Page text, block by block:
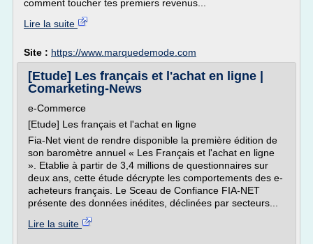
comment toucher tes premiers revenus...
Lire la suite
Site : https://www.marquedemode.com
[Etude] Les français et l'achat en ligne |
Comarketing-News
e-Commerce
[Etude] Les français et l'achat en ligne
Fia-Net vient de rendre disponible la première édition de
son baromètre annuel « Les Français et l'achat en ligne
». Etablie à partir de 3,4 millions de questionnaires sur
deux ans, cette étude décrypte les comportements des e-
acheteurs français. Le Sceau de Confiance FIA-NET
présente des données inédites, déclinées par secteurs...
Lire la suite